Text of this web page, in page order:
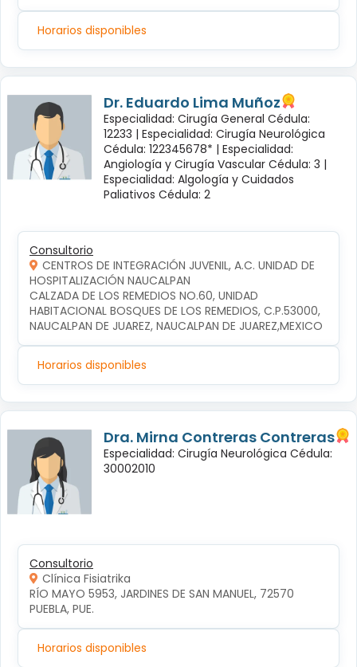
Horarios disponibles
Dr. Eduardo Lima Muñoz
Especialidad: Cirugía General Cédula:
12233 | Especialidad: Cirugía Neurológica
Cédula: 122345678* | Especialidad:
Angiología y Cirugía Vascular Cédula: 3 |
Especialidad: Algología y Cuidados
Paliativos Cédula: 2
Consultorio
CENTROS DE INTEGRACIÓN JUVENIL, A.C. UNIDAD DE
HOSPITALIZACIÓN NAUCALPAN
CALZADA DE LOS REMEDIOS NO.60, UNIDAD
HABITACIONAL BOSQUES DE LOS REMEDIOS, C.P.53000,
NAUCALPAN DE JUAREZ, NAUCALPAN DE JUAREZ,MEXICO
Horarios disponibles
Dra. Mirna Contreras Contreras
Especialidad: Cirugía Neurológica Cédula:
30002010
Consultorio
Clínica Fisiatrika
RÍO MAYO 5953, JARDINES DE SAN MANUEL, 72570
PUEBLA, PUE.
Horarios disponibles